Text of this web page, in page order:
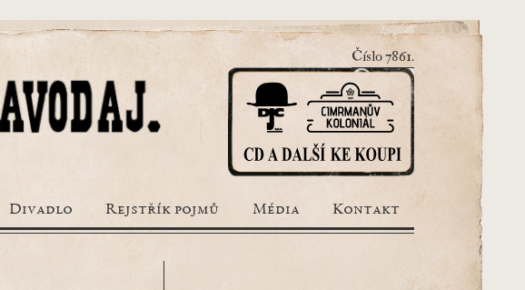
Číslo 7861.
Divadlo Rejstřík pojmů Média Kontakt